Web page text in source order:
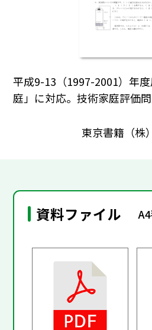
平成9-13（1997-2001）年
庭」に対応。技術家庭評価問
東京書籍（
資料ファイル